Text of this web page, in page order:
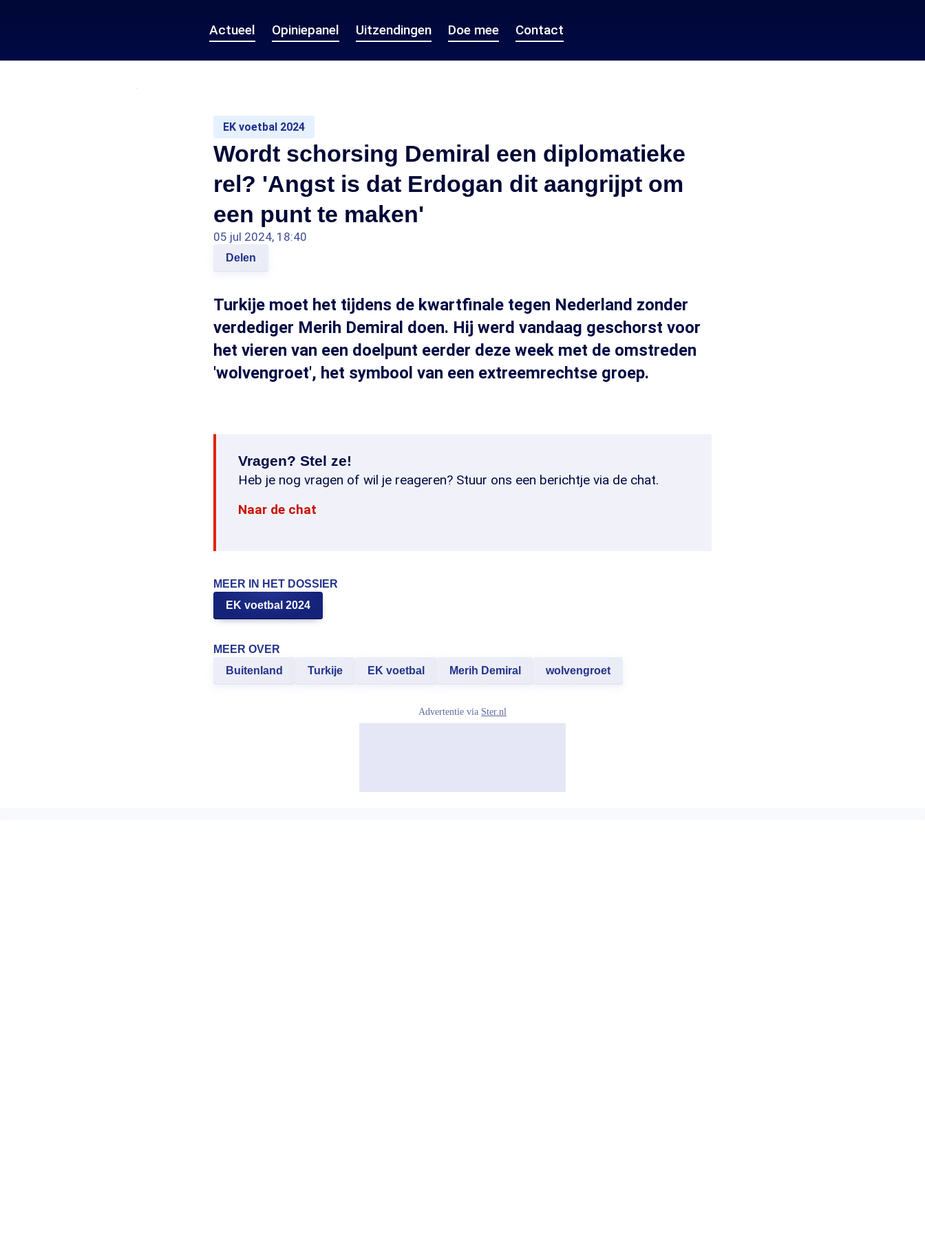
Actueel Opiniepanel Uitzendingen Doe mee Contact
EK voetbal 2024
Wordt schorsing Demiral een diplomatieke
rel? 'Angst is dat Erdogan dit aangrijpt om
een punt te maken'
05 jul 2024, 18:40
Delen
Turkije moet het tijdens de kwartfinale tegen Nederland zonder
verdediger Merih Demiral doen. Hij werd vandaag geschorst voor
het vieren van een doelpunt eerder deze week met de omstreden
'wolvengroet', het symbool van een extreemrechtse groep.
Vragen? Stel ze!
Heb je nog vragen of wil je reageren? Stuur ons een berichtje via de chat.
Naar de chat
MEER IN HET DOSSIER
EK voetbal 2024
MEER OVER
Buitenland
Turkije EK voetbal Merih Demiral wolvengroet
Advertentie via Ster.nl